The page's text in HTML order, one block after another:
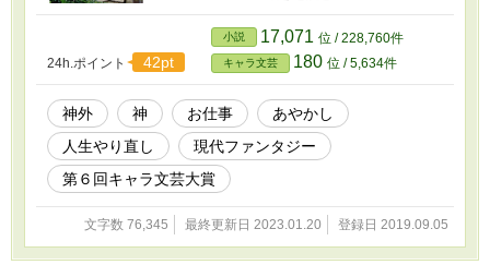
ばれる男、そして猫三匹。 二人と三匹をとりま
く店は、今日もそこに佇んでいる。 もしもその
店に入ることができたなら――その人生をやり
直してみませんか？ 一話完結型のオムニバス形
式の話。 ★夕闇の宴はあやかしサイドの話で
す。
24h.ポイント 42pt
小説 17,071 位 / 228,760件
キャラ文芸 180 位 / 5,634件
神外 神 お仕事
あやかし
人生やり直し
現代ファンタジー
第６回キャラ文芸大賞
文字数 76,345 最終更新日 2023.01.20 登録日 2019.09.05